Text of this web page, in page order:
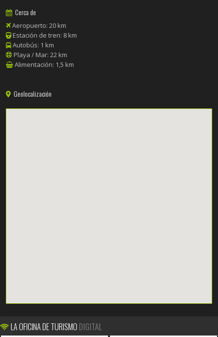
Cerca de
Aeropuerto: 20 km
Estación de tren: 8 km
Autobús: 1 km
Playa / Mar: 22 km
Alimentación: 1,5 km
Geolocalización
LA OFICINA DE TURISMO DIGITAL